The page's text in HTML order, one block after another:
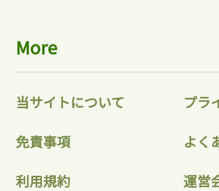
More
当サイトについて プラ
免責事項 よく
利用規約 運営